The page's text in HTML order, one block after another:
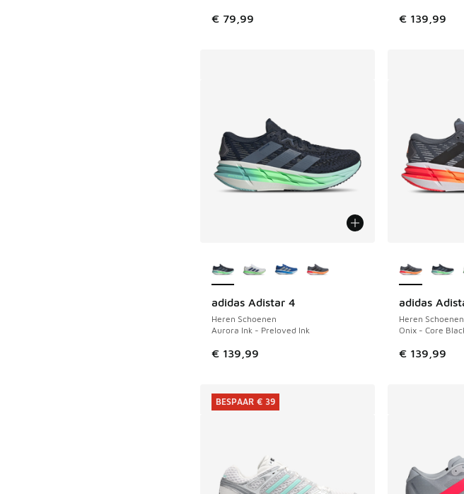
€ 79,99 € 139,99
adidas Adistar 4
Heren Schoenen
Aurora Ink - Preloved Ink
€ 139,99
adidas
Heren Schoenen
Onix - Core
€ 139,99
BESPAAR € 39